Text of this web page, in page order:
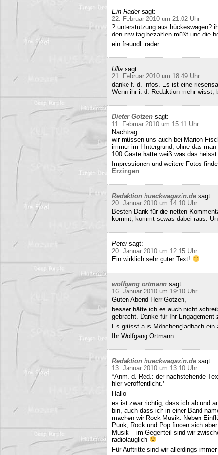
Ein Rader sagt:
22. Februar 2010 um 21:02 Uhr
? unterstützung aus hückeswagen?
den nrw tag bezahlen müßt und die
ein freundl. rader
Ulla sagt:
21. Februar 2010 um 18:49 Uhr
danke f. d. Infos. Es ist eine
Wenn ihr i. d. Redaktion mehr wisst,
Dieter Gotzen sagt:
11. Februar 2010 um 15:11 Uhr
Nachtrag:
wir müssen uns auch bei Marion
immer im Hintergrund, ohne das
100 Gäste hatte weiß was das heisst.
Impressionen und weitere Fotos
Erzingen
Redaktion hueckwagazin.de sagt:
20. Januar 2010 um 14:10 Uhr
Besten Dank für die netten
kommt, kommt sowas dabei raus.
Peter sagt:
20. Januar 2010 um 12:15 Uhr
Ein wirklich sehr guter Text!
wolfgang ortmann sagt:
16. Januar 2010 um 19:10 Uhr
Guten Abend Herr Gotzen,
besser hätte ich es auch nicht
gebracht. Danke für Ihr Engagement
Es grüsst aus Mönchengladbach ein
Ihr Wolfgang Ortmann
Redaktion hueckwagazin.de sagt:
13. Januar 2010 um 13:10 Uhr
*Anm. d. Red.: der nachstehende
hier veröffentlicht.*
Hallo,
es ist zwar richtig, dass ich ab und
bin, auch dass ich in einer Band
machen wir Rock Musik. Neben
Punk, Rock und Pop finden sich
Musik – im Gegenteil sind wir
radiotauglich
Für Auftritte sind wir allerdings